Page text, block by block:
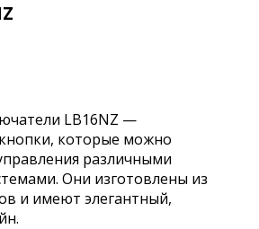
LB16NZ —
которые можно
различными
Они изготовлены из
и имеют элегантный,